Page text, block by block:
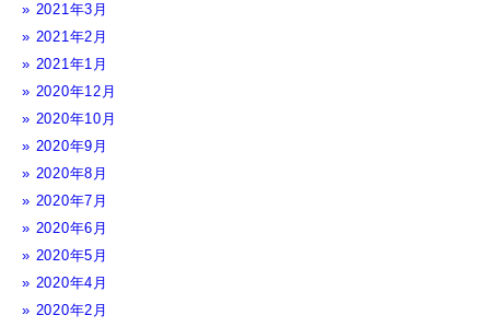
2021年3月
2021年2月
2021年1月
2020年12月
2020年10月
2020年9月
2020年8月
2020年7月
2020年6月
2020年5月
2020年4月
2020年2月